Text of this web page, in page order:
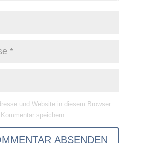
und Website in diesem Browser
speichern.